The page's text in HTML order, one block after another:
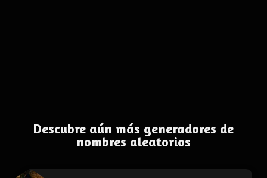
Descubre aún más generadores de
nombres aleatorios